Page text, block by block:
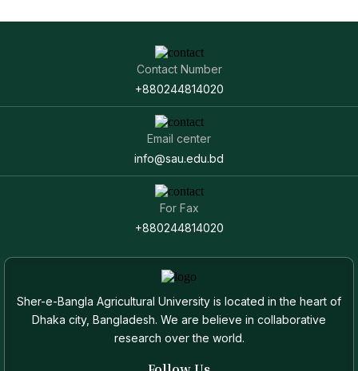
Contact Number
+880244814020
Email center
info@sau.edu.bd
For Fax
+880244814020
Sher-e-Bangla Agricultural University is located in the heart of
Dhaka city, Bangladesh. We are believe in collaborative
research over the world.